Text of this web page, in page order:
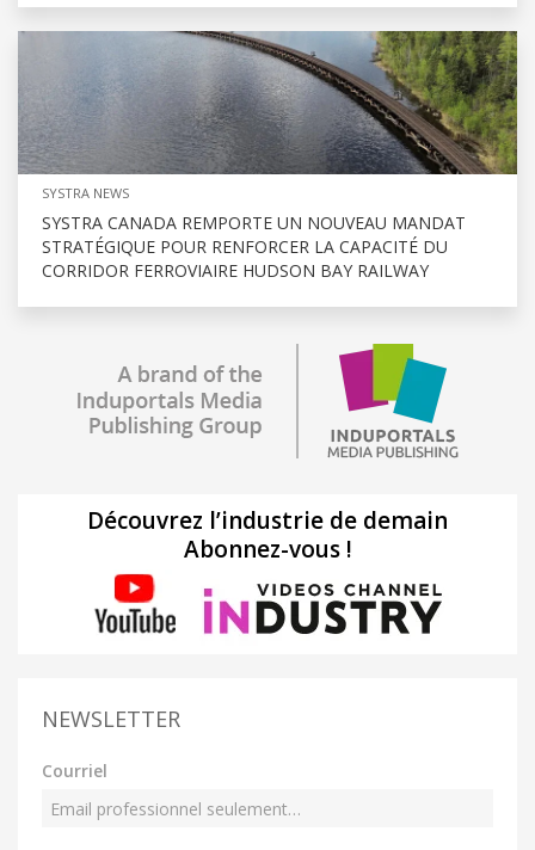
SYSTRA NEWS
SYSTRA CANADA REMPORTE UN NOUVEAU MANDAT
STRATÉGIQUE POUR RENFORCER LA CAPACITÉ DU
CORRIDOR FERROVIAIRE HUDSON BAY RAILWAY
Découvrez l’industrie de demain
Abonnez-vous !
NEWSLETTER
Courriel